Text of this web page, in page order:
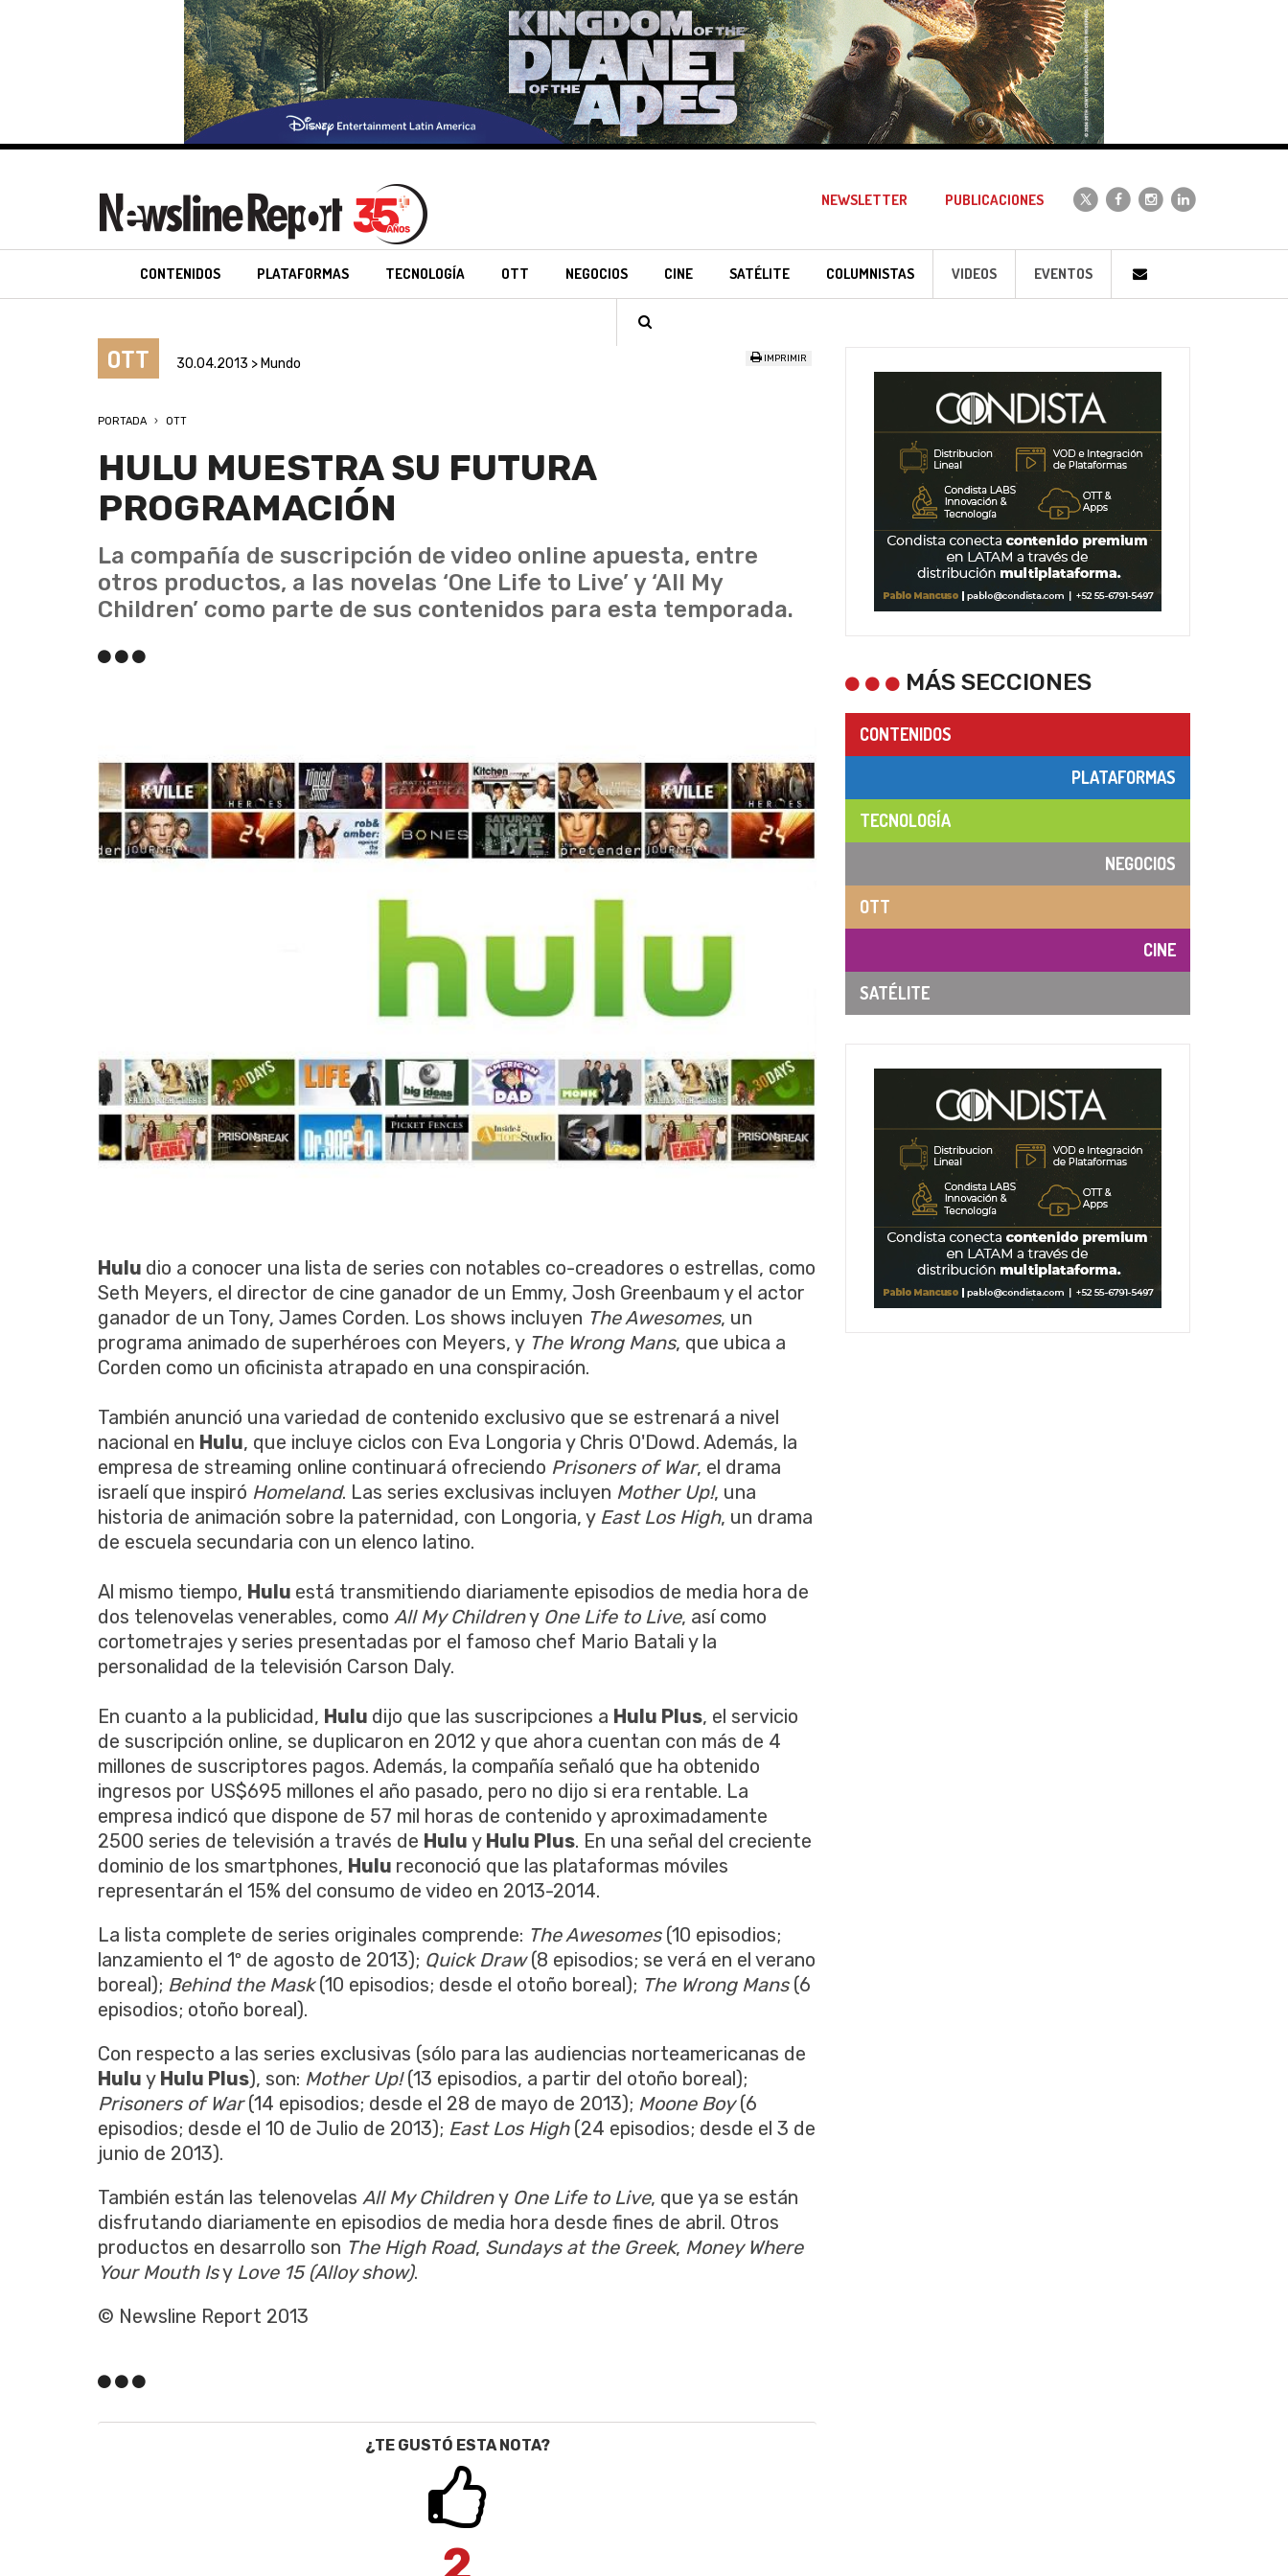
NEWSLETTER PUBLICACIONES
CONTENIDOS PLATAFORMAS TECNOLOGÍA OTT NEGOCIOS CINE SATÉLITE COLUMNISTAS VIDEOS EVENTOS
OTT 30.04.2013 > Mundo IMPRIMIR
PORTADA OTT
HULU MUESTRA SU FUTURA
PROGRAMACIÓN
La compañía de suscripción de video online apuesta, entre
otros productos, a las novelas ‘One Life to Live’ y ‘All My
Children’ como parte de sus contenidos para esta temporada.
Hulu dio a conocer una lista de series con notables co-creadores o estrellas, como
Seth Meyers, el director de cine ganador de un Emmy, Josh Greenbaum y el actor
ganador de un Tony, James Corden. Los shows incluyen The Awesomes, un
programa animado de superhéroes con Meyers, y The Wrong Mans, que ubica a
Corden como un oficinista atrapado en una conspiración.
También anunció una variedad de contenido exclusivo que se estrenará a nivel
nacional en Hulu, que incluye ciclos con Eva Longoria y Chris O'Dowd. Además, la
empresa de streaming online continuará ofreciendo Prisoners of War, el drama
israelí que inspiró Homeland. Las series exclusivas incluyen Mother Up!, una
historia de animación sobre la paternidad, con Longoria, y East Los High, un drama
de escuela secundaria con un elenco latino.
Al mismo tiempo, Hulu está transmitiendo diariamente episodios de media hora de
dos telenovelas venerables, como All My Childreny One Life to Live, así como
cortometrajes y series presentadas por el famoso chef Mario Batali y la
personalidad de la televisión Carson Daly.
En cuanto a la publicidad, Hulu dijo que las suscripciones a Hulu Plus, el servicio
de suscripción online, se duplicaron en 2012 y que ahora cuentan con más de 4
millones de suscriptores pagos. Además, la compañía señaló que ha obtenido
ingresos por US$695 millones el año pasado, pero no dijo si era rentable. La
empresa indicó que dispone de 57 mil horas de contenido y aproximadamente
2500 series de televisión a través de Hulu y Hulu Plus. En una señal del creciente
dominio de los smartphones, Hulu reconoció que las plataformas móviles
representarán el 15% del consumo de video en 2013-2014.
La lista complete de series originales comprende: The Awesomes(10 episodios;
lanzamiento el 1º de agosto de 2013); Quick Draw(8 episodios; se verá en el verano
boreal); Behind the Mask(10 episodios; desde el otoño boreal); The Wrong Mans(6
episodios; otoño boreal).
Con respecto a las series exclusivas (sólo para las audiencias norteamericanas de
Hulu y Hulu Plus), son: Mother Up!(13 episodios, a partir del otoño boreal);
Prisoners of War(14 episodios; desde el 28 de mayo de 2013); Moone Boy(6
episodios; desde el 10 de Julio de 2013); East Los High(24 episodios; desde el 3 de
junio de 2013).
También están las telenovelas All My Childreny One Life to Live, que ya se están
disfrutando diariamente en episodios de media hora desde fines de abril. Otros
productos en desarrollo son The High Road, Sundays at the Greek, Money Where
Your Mouth Isy Love 15 (Alloy show).
© Newsline Report 2013
¿TE GUSTÓ ESTA NOTA?
MÁS SECCIONES
CONTENIDOS
PLATAFORMAS
TECNOLOGÍA
NEGOCIOS
OTT
CINE
SATÉLITE